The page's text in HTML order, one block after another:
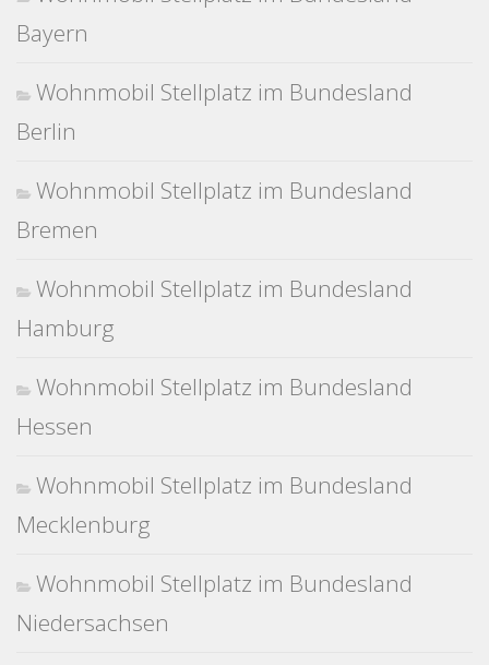
Bayern
Wohnmobil Stellplatz im Bundesland
Berlin
Wohnmobil Stellplatz im Bundesland
Bremen
Wohnmobil Stellplatz im Bundesland
Hamburg
Wohnmobil Stellplatz im Bundesland
Hessen
Wohnmobil Stellplatz im Bundesland
Mecklenburg
Wohnmobil Stellplatz im Bundesland
Niedersachsen